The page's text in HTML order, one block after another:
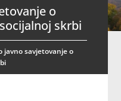
o
skrbi
javno savjetovanje o